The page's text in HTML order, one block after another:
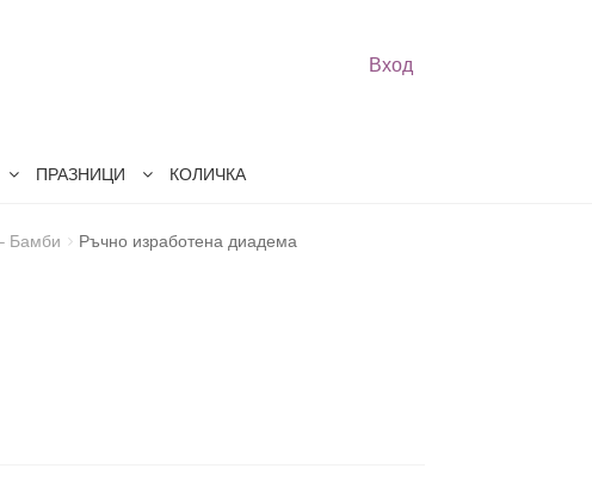
Вход
ПРАЗНИЦИ КОЛИЧКА
Бамби Ръчно изработена диадема